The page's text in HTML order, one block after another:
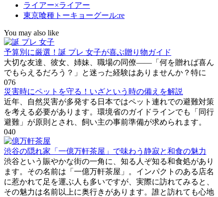
ライアー×ライアー
東京喰種トーキョーグール:re
You may also like
予算別に厳選！誕 プレ 女子が喜ぶ贈り物ガイド
大切な友達、彼女、姉妹、職場の同僚――「何を贈れば喜ん
でもらえるだろう？」と迷った経験はありませんか？特に
076
災害時にペットを守る！いざという時の備えを解説
近年、自然災害が多発する日本ではペット連れでの避難対策
を考える必要があります。環境省のガイドラインでも「同行
避難」が原則とされ、飼い主の事前準備が求められます。
040
渋谷の隠れ家「一億万軒茶屋」で味わう静寂と和食の魅力
渋谷という賑やかな街の一角に、知る人ぞ知る和食処があり
ます。その名前は「一億万軒茶屋」。インパクトのある店名
に惹かれて足を運ぶ人も多いですが、実際に訪れてみると、
その魅力は名前以上に奥行きがあります。誰と訪れても心地